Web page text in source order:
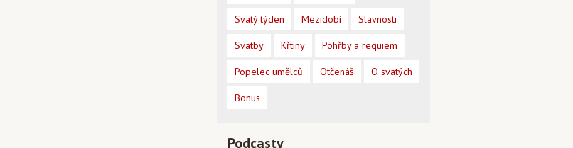
Svatý týden Mezidobí Slavnosti
Svatby Křtiny Pohřby a requiem
Popelec umělců Otčenáš O svatých
Bonus
Podcasty